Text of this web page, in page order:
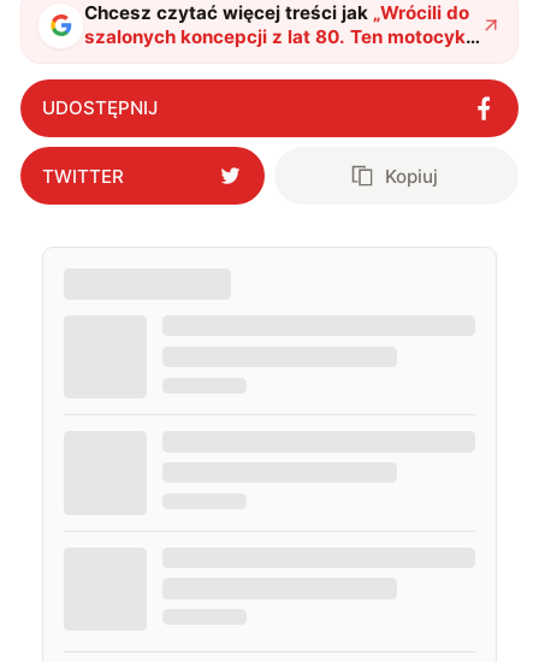
Chcesz czytać więcej treści jak „Wrócili do
szalonych koncepcji z lat 80. Ten motocykl
ma uratować silniki spalinowe przed epoką
elektryków"?
UDOSTĘPNIJ
TWITTER Kopiuj